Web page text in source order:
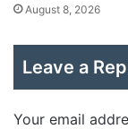
August 8, 2026
Leave a
Your email